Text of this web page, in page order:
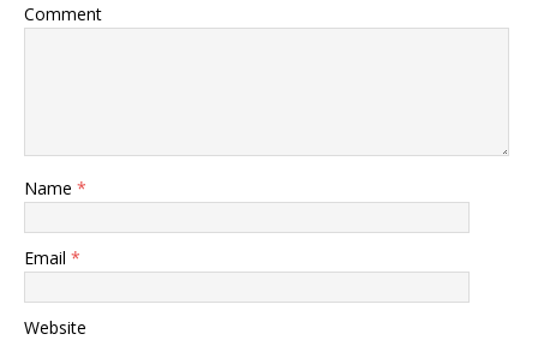
Comment
Name *
Email *
Website